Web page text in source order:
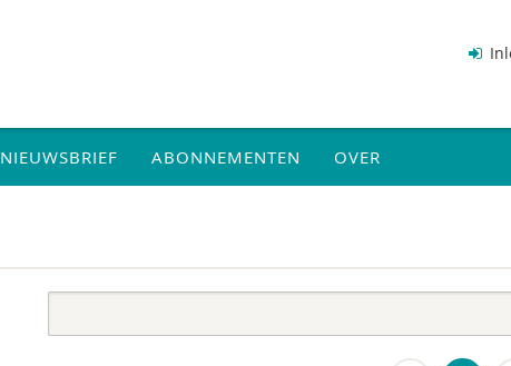
NIEUWSBRIEF ABONNEMENTEN OVER